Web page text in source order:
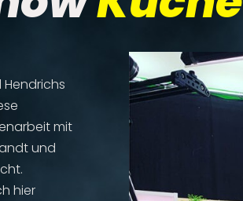
mit
und
hier